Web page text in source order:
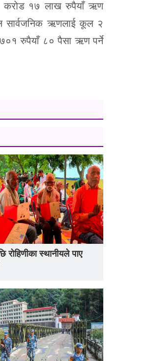
करोड १७ लाख रुपैयाँ ऋण
सार्वजनिक ऋणलाई कूल २
रुपैयाँ ८० पैसा ऋण पर्ने
रोहिणीका स्थानीयले पाए